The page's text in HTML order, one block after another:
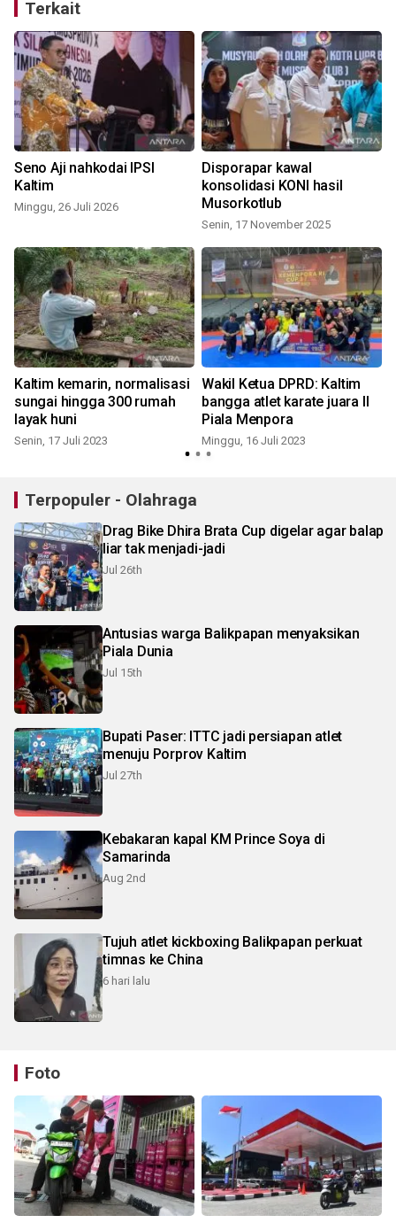
Terkait
Seno Aji nahkodai IPSI
Kaltim
Minggu, 26 Juli 2026
Disporapar kawal
konsolidasi KONI hasil
Musorkotlub
Senin, 17 November 2025
Kaltim kemarin, normalisasi
sungai hingga 300 rumah
layak huni
Senin, 17 Juli 2023
Wakil Ketua DPRD: Kaltim
bangga atlet karate juara II
Piala Menpora
Minggu, 16 Juli 2023
Terpopuler - Olahraga
Drag Bike Dhira Brata Cup digelar agar balap
liar tak menjadi-jadi
Jul 26th
Antusias warga Balikpapan menyaksikan
Piala Dunia
Jul 15th
Bupati Paser: ITTC jadi persiapan atlet
menuju Porprov Kaltim
Jul 27th
Kebakaran kapal KM Prince Soya di
Samarinda
Aug 2nd
Tujuh atlet kickboxing Balikpapan perkuat
timnas ke China
6 hari lalu
Foto